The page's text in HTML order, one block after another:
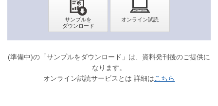
(準備中)の「サンプルをダウンロード」は、資料発刊後のご提供に
なります。
オンライン試読サービスとは 詳細はこちら